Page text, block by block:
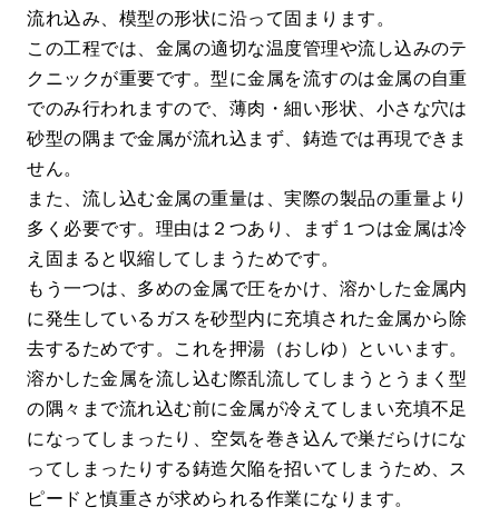
流れ込み、模型の形状に沿って固まります。
この工程では、金属の適切な温度管理や流し込みのテ
クニックが重要です。型に金属を流すのは金属の自重
でのみ行われますので、薄肉・細い形状、小さな穴は
砂型の隅まで金属が流れ込まず、鋳造では再現できま
せん。
また、流し込む金属の重量は、実際の製品の重量より
多く必要です。理由は２つあり、まず１つは金属は冷
え固まると収縮してしまうためです。
もう一つは、多めの金属で圧をかけ、溶かした金属内
に発生しているガスを砂型内に充填された金属から除
去するためです。これを押湯（おしゆ）といいます。
溶かした金属を流し込む際乱流してしまうとうまく型
の隅々まで流れ込む前に金属が冷えてしまい充填不足
になってしまったり、空気を巻き込んで巣だらけにな
ってしまったりする鋳造欠陥を招いてしまうため、ス
ピードと慎重さが求められる作業になります。